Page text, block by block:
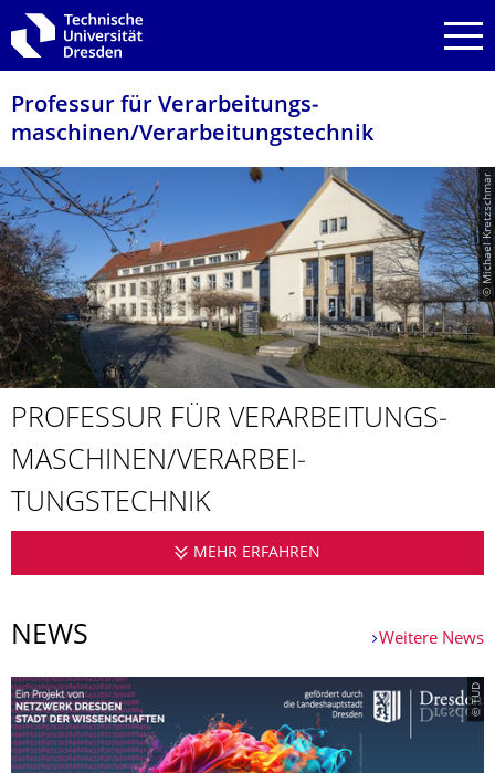
Zur Hauptnavigation springen
Zur Suche springen
Zum Inhalt springen
Professur für Verarbeitungs­
maschinen/Verarbeitungstech­nik
© Michael Kretzschmar
PROFESSUR FÜR VERARBEITUNGS­
MASCHINEN/VERARBEI­
TUNGSTECHNIK
MEHR ERFAHREN
NEWS Weitere News
© TUD